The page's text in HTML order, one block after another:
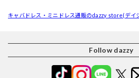
キャバドレス・ミニドレス通販のdazzy store(デイ
Follow dazzy